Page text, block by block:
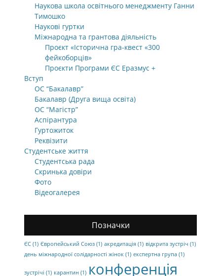
Наукова школа освітнього менеджменту Ганни
Тимошко
Наукові гуртки
Міжнародна та грантова діяльність
Проєкт «Історична гра-квест «300
фейкоборців»
Проєкти Програми ЄС Еразмус +
Вступ
ОС “Бакалавр”
Бакалавр (Друга вища освіта)
ОС “Магістр”
Аспірантура
Гуртожиток
Реквізити
Студентське життя
Студентська рада
Скринька довіри
Фото
Відеогалерея
Позначки
ЄС (1) Європейський Союз (1) акредитація (1) відкрита зустріч (1)
день міжнародної солідарності жінок (1) експертна група (1)
зустрічі (1) карантин (1) конференція